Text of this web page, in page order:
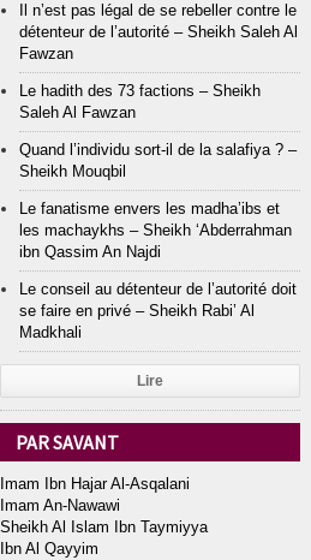
Il n’est pas légal de se rebeller contre le
détenteur de l’autorité – Sheikh Saleh Al
Fawzan
Le hadith des 73 factions – Sheikh
Saleh Al Fawzan
Quand l’individu sort-il de la salafiya ? –
Sheikh Mouqbil
Le fanatisme envers les madha’ibs et
les machaykhs – Sheikh ‘Abderrahman
ibn Qassim An Najdi
Le conseil au détenteur de l’autorité doit
se faire en privé – Sheikh Rabi’ Al
Madkhali
Lire
PAR SAVANT
Imam Ibn Hajar Al-Asqalani
Imam An-Nawawi
Sheikh Al Islam Ibn Taymiyya
Ibn Al Qayyim